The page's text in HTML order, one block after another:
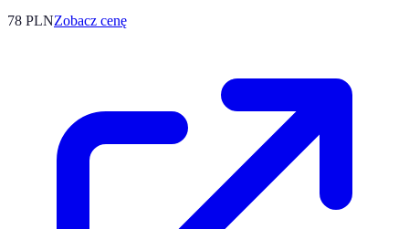
78 PLNZobacz cenę